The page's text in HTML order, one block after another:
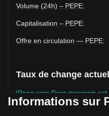
Volume (24h) – PEPE:
Capitalisation – PEPE:
Offre en circulation — PEPE:
Taux de change
\Pepe vers Peso mexicain
Informations sur